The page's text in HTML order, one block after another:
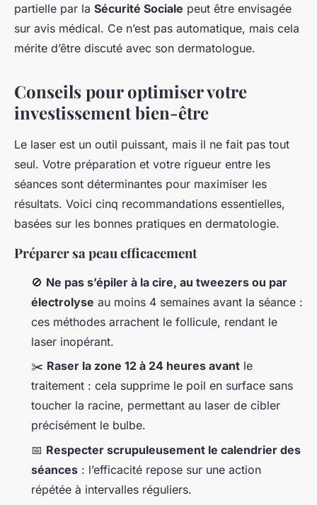
partielle par la Sécurité Sociale peut être envisagée
sur avis médical. Ce n’est pas automatique, mais cela
mérite d’être discuté avec son dermatologue.
Conseils pour optimiser votre
investissement bien-être
Le laser est un outil puissant, mais il ne fait pas tout
seul. Votre préparation et votre rigueur entre les
séances sont déterminantes pour maximiser les
résultats. Voici cinq recommandations essentielles,
basées sur les bonnes pratiques en dermatologie.
Préparer sa peau efficacement
🚫 Ne pas s’épiler à la cire, au tweezers ou par
électrolyse au moins 4 semaines avant la séance :
ces méthodes arrachent le follicule, rendant le
laser inopérant.
✂️ Raser la zone 12 à 24 heures avant le
traitement : cela supprime le poil en surface sans
toucher la racine, permettant au laser de cibler
précisément le bulbe.
📅 Respecter scrupuleusement le calendrier des
séances : l’efficacité repose sur une action
répétée à intervalles réguliers.